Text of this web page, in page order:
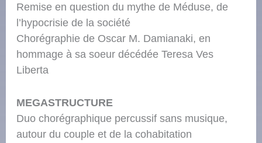
Remise en question du mythe de Méduse, de
l’hypocrisie de la société
Chorégraphie de Oscar M. Damianaki, en
hommage à sa soeur décédée Teresa Ves
Liberta
MEGASTRUCTURE
Duo chorégraphique percussif sans musique,
autour du couple et de la cohabitation